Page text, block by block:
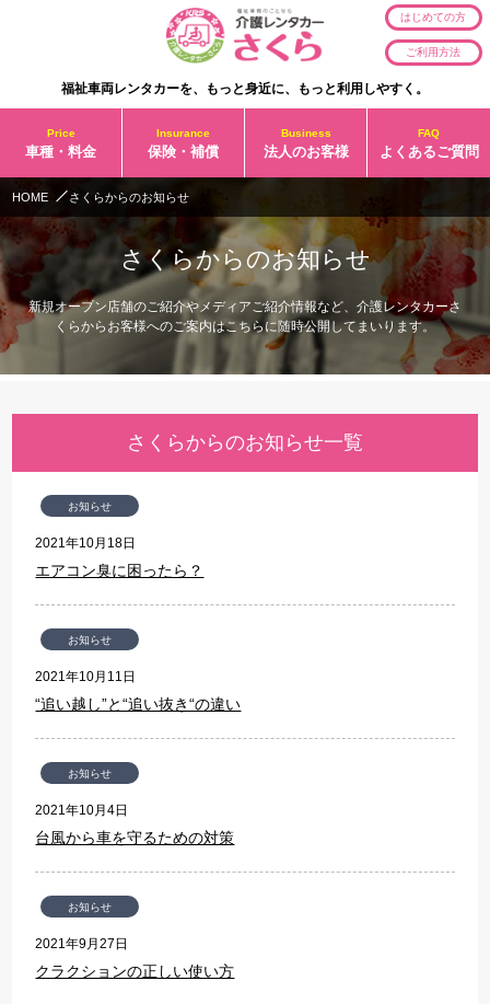
福祉車両レンタカーを、もっと身近に、もっと利用しやすく。
はじめての方
ご利用方法
Price
車種・料金
Insurance
保険・補償
Business
法人のお客様
FAQ
よくあるご質問
HOME さくらからのお知らせ
さくらからのお知らせ
新規オープン店舗のご紹介やメディアご紹介情報など、介護レンタカーさ
くらからお客様へのご案内はこちらに随時公開してまいります。
さくらからのお知らせ一覧
2021年10月18日
お知らせ
エアコン臭に困ったら？
2021年10月11日
お知らせ
“追い越し”と“追い抜き“の違い
2021年10月4日
お知らせ
台風から車を守るための対策
2021年9月27日
お知らせ
クラクションの正しい使い方